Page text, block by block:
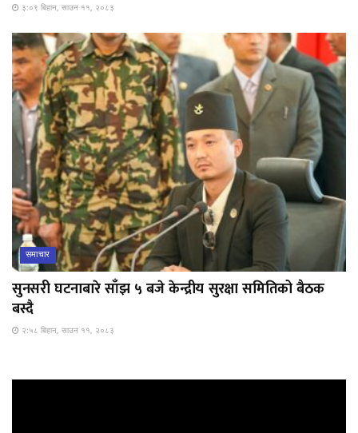
३:०९ बिहान, साउन ११, २०८३
समाचार
सुनसरी घटनाबारे साँझ ५ बजे केन्द्रीय सुरक्षा समितिको बैठक
बस्दै
२:५८ बिहान, साउन ११, २०८३